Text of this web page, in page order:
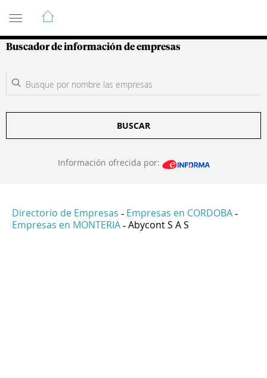
Guía de Empresas Colombianas
Buscador de información de empresas
BUSCAR
Información ofrecida por:
Directorio de Empresas - Empresas en CORDOBA -
Empresas en MONTERIA - Abycont S A S